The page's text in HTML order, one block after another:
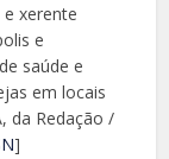
xerente
e
saúde e
em locais
da Redação /
]